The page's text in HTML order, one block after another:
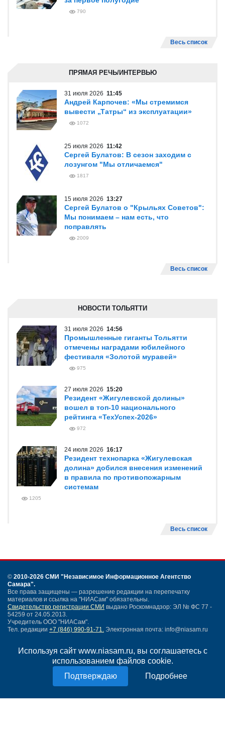
Используя сайт www.niasam.ru, вы соглашаетесь с
использованием файлов cookie.
Подробнее
790
Весь список
ПРЯМАЯ РЕЧЬ/ИНТЕРВЬЮ
31 июля 2026 11:45
Андрей Карпочев: «Мы стремимся
вывести „Татры“ из эксплуатации»
1072
25 июля 2026 11:42
Сергей Булатов: В сезон заходим с
лозунгом "Мы отличаемся"
1817
15 июля 2026 13:27
Сергей Булатов о "Крыльях Советов":
Мы понимаем – нам есть, что
поправлять
2009
Весь список
НОВОСТИ ТОЛЬЯТТИ
31 июля 2026 14:56
Промышленные гиганты Тольятти
отмечены наградами юбилейного
фестиваля «Золотой муравей»
975
27 июля 2026 15:20
Резидент «Жигулевской долины»
вошел в топ-10 национального
рейтинга «ТехУспех-2026»
972
24 июля 2026 16:17
Резидент технопарка «Жигулевская
долина» добился внесения изменений
в правила по противопожарным
системам
1205
Весь список
© 2010-2026 СМИ "Независимое Информационное Агентство
Самара".
Все права защищены — разрешение редакции на перепечатку
материалов и ссылка на "НИАСам" обязательны.
Свидетельство регистрации СМИ выдано Роскомнадзор: ЭЛ № ФС 77 -
54259 от 24.05.2013.
Учредитель ООО "НИАСам".
Тел. редакции +7 (846) 990-91-71. Электронная почта: info@niasam.ru
Карта сайта
Нашли ошибку?
Политика конфиденциальности
Согласие на обработку персональных данных